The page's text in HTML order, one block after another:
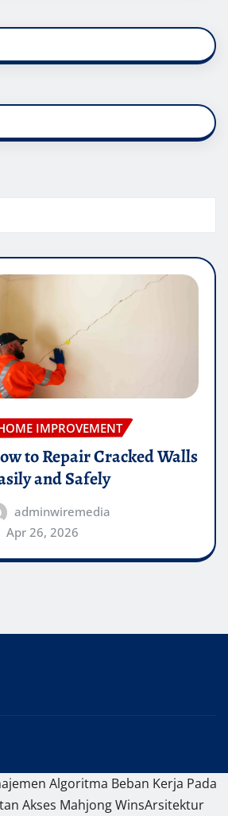
IMPROVEMENT
to Repair Cracked Walls
and Safely
adminwiremedia
Apr 26, 2026
Algoritma Beban Kerja Pada
Akses Mahjong WinsArsitektur